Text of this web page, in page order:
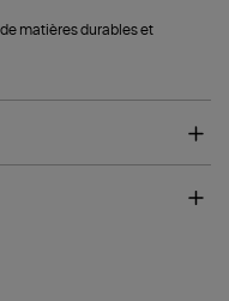
matières durables et